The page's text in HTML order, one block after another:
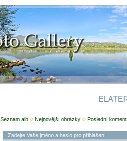
Seznam alb Nejnovější obrázky Poslední
Zadejte Vaše jméno a heslo pro přihlášení